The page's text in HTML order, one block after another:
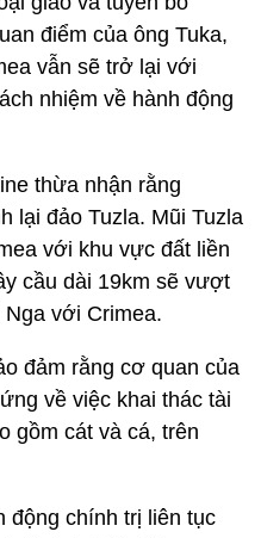
điểm của ông Tuka,
vẫn sẽ trở lại với
nhiệm về hành động
thừa nhận rằng
lại đảo Tuzla. Mũi Tuzla
với khu vực đất liền
cầu dài 19km sẽ vượt
với Crimea.
đảm rằng cơ quan của
về việc khai thác tài
gồm cát và cá, trên
động chính trị liên tục